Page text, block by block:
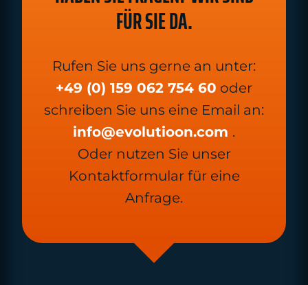
FÜR SIE DA.
Rufen Sie uns gerne an unter:
+49 (0) 159 062 754 60 oder
schreiben Sie uns eine Email an:
info@evolutioon.com .
Oder nutzen Sie unser
Kontaktformular für eine
Anfrage.